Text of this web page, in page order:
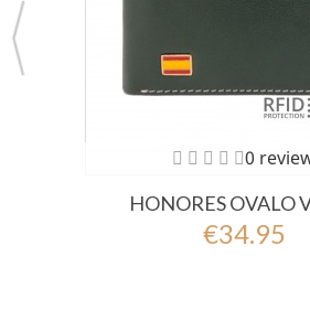
0
HONORES OVALO
€34.95